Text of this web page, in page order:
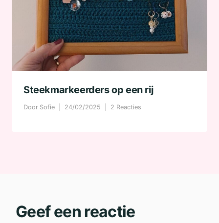
Steekmarkeerders op een rij
Door Sofie 24/02/2025 2 Reacties
Geef een reactie